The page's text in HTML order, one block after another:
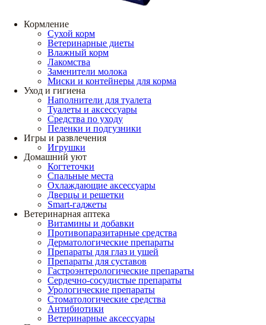
Кормление
Сухой корм
Ветеринарные диеты
Влажный корм
Лакомства
Заменители молока
Миски и контейнеры для корма
Уход и гигиена
Наполнители для туалета
Туалеты и аксессуары
Средства по уходу
Пеленки и подгузники
Игры и развлечения
Игрушки
Домашний уют
Когтеточки
Спальные места
Охлаждающие аксессуары
Дверцы и решетки
Smart-гаджеты
Ветеринарная аптека
Витамины и добавки
Противопаразитарные средства
Дерматологические препараты
Препараты для глаз и ушей
Препараты для суставов
Гастроэнтерологические препараты
Сердечно-сосудистые препараты
Урологические препараты
Стоматологические средства
Антибиотики
Ветеринарные аксессуары